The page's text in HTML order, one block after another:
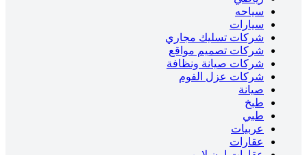
سياحه
سيارات
شركات تسليك مجاري
شركات تصميم مواقع
شركات صيانة ونظافة
شركات عزل الفوم
صيانة
طبخ
طبي
عربيات
عقارات